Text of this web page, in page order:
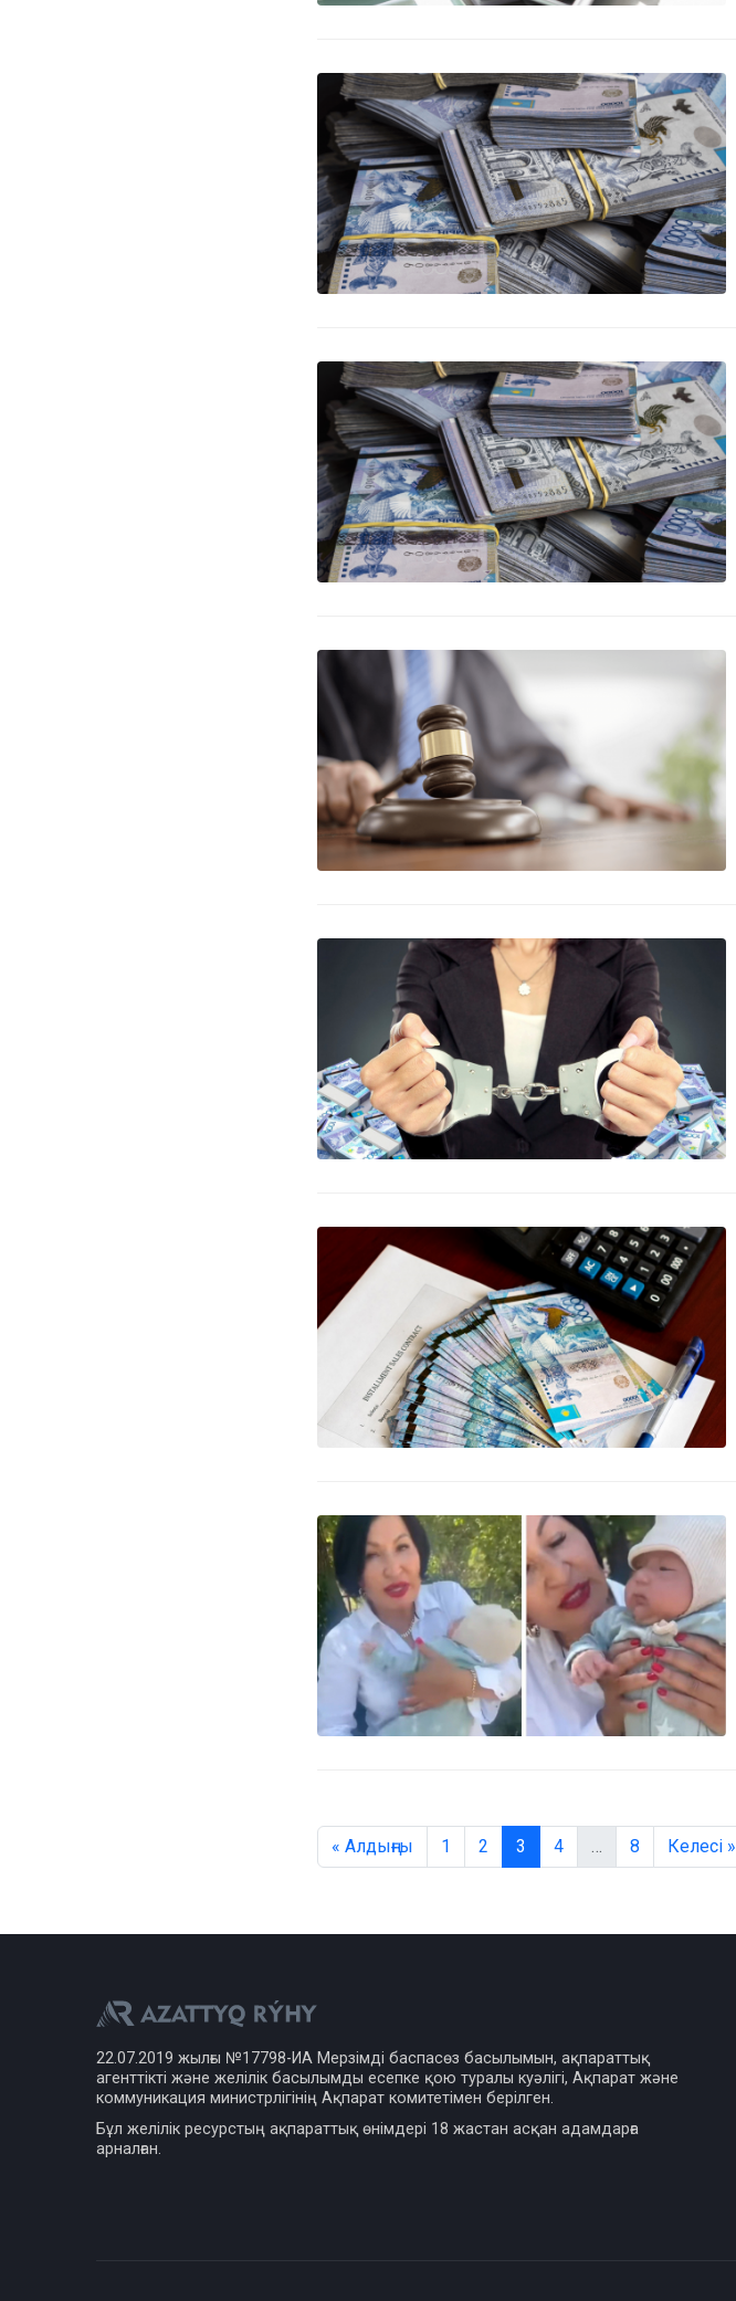
« Алдыңғы 1 2 3 4 … 8 Келесі »
22.07.2019 жылғы №17798-ИА Мерзімді баспасөз басылымын, ақпараттық
агенттікті және желілік басылымды есепке қою туралы куәлігі, Ақпарат және
коммуникация министрлігінің Ақпарат комитетімен берілген.
Бұл желілік ресурстың ақпараттық өнімдері 18 жастан асқан адамдарға
арналған.